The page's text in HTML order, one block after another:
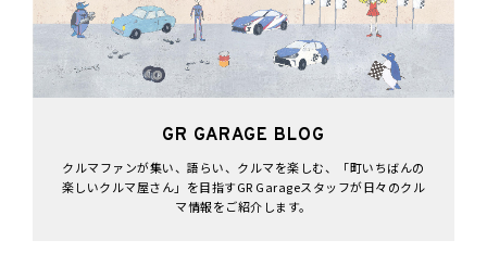
GR GARAGE BLOG
クルマファンが集い、語らい、クルマを楽しむ、「町いちばんの
楽しいクルマ屋さん」を目指すGR Garageスタッフが日々のクル
マ情報をご紹介します。